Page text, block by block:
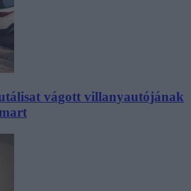
vágott villanyautójának